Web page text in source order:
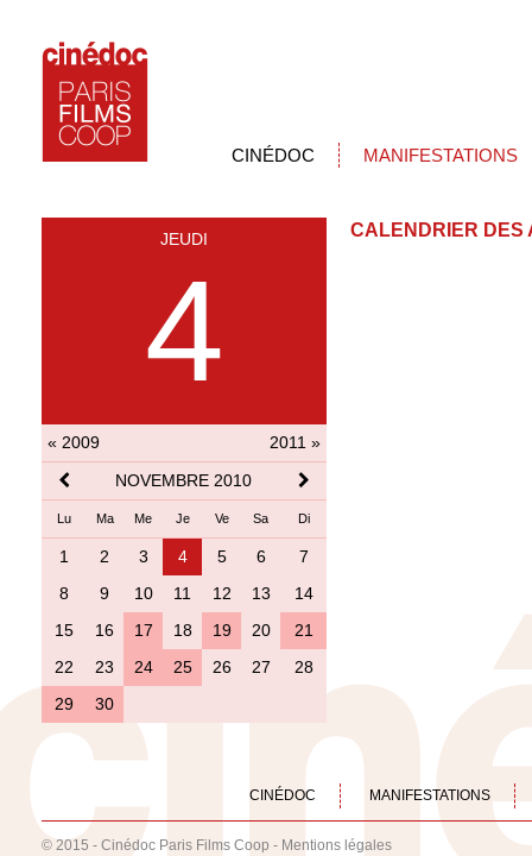
CINÉDOC MANIFESTATIONS
JEUDI
4
« 2009
2011 »
NOVEMBRE 2010
Lu Ma Me Je Ve Sa Di
1 2 3 4 5 6
7
8
9 10 11 12 13
14
15
16 17 18 19 20
21
22
23 24 25 26 27
28
29
30
CALENDRIER DES
CINÉDOC MANIFESTATIONS
© 2015 - Cinédoc Paris Films Coop - Mentions légales